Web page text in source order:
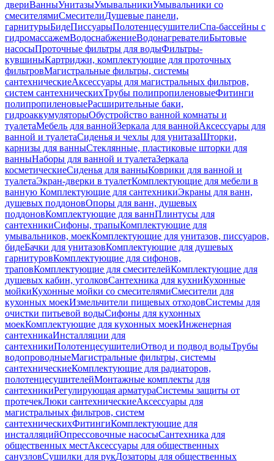
двериВанныУнитазыУмывальникиУмывальники со
смесителямиСмесителиДушевые панели,
гарнитурыБидеПиссуарыПолотенцесушителиСпа-бассейны с
гидромассажемВодоснабжениеВодонагревателиБытовые
насосыПроточные фильтры для водыФильтры-
кувшиныКартриджи, комплектующие для проточных
фильтровМагистральные фильтры, системы
сантехническиеАксессуары для магистральных фильтров,
систем сантехническихТрубы полипропиленовыеФитинги
полипропиленовыеРасширительные баки,
гидроаккумуляторыОбустройство ванной комнаты и
туалетаМебель для ваннойЗеркала для ваннойАксессуары для
ванной и туалетаСиденья и чехлы для унитазаШторки,
карнизы для ванныСтеклянные, пластиковые шторки для
ванныНаборы для ванной и туалетаЗеркала
косметическиеСиденья для ванныКоврики для ванной и
туалетаЭкран-дверки в туалетКомплектующие для мебели в
ванную Комплектующие для сантехникиЭкраны для ванн,
душевых поддоновОпоры для ванн, душевых
поддоновКомплектующие для ваннПлинтусы для
сантехникиСифоны, трапыКомплектующие для
умывальников, моекКомплектующие для унитазов, писсуаров,
бидеБачки для унитазовКомплектующие для душевых
гарнитуровКомплектующие для сифонов,
траповКомплектующие для смесителейКомплектующие для
душевых кабин, уголковСантехника для кухниКухонные
мойкиКухонные мойки со смесителямиСмесители для
кухонных моекИзмельчители пищевых отходовСистемы для
очистки питьевой водыСифоны для кухонных
моекКомплектующие для кухонных моекИнженерная
сантехникаИнсталляции для
сантехникиПолотенцесушителиОтвод и подвод водыТрубы
водопроводныеМагистральные фильтры, системы
сантехническиеКомплектующие для радиаторов,
полотенцесушителейМонтажные комплекты для
сантехникиРегулирующая арматураСистемы защиты от
протечекЛюки сантехническиеАксессуары для
магистральных фильтров, систем
сантехническихФитингиКомплектующие для
инсталляцийОпрессовочные насосыСантехника для
общественных местАксессуары для общественных
санузловСушилки для рукДозаторы для общественных